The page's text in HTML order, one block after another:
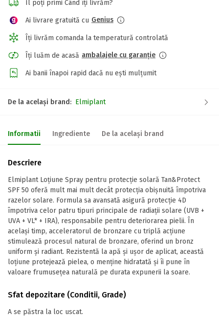
Îl poți primi Când îți livrăm?
Ai livrare gratuită cu Genius
Îți livrăm comanda la temperatură controlată
Îți luăm de acasă ambalajele cu garanție
Ai banii înapoi rapid dacă nu ești mulțumit
De la același brand: Elmiplant
Informatii Ingrediente De la același brand
Descriere
Elmiplant Loțiune Spray pentru protecție solară Tan&Protect
SPF 50 oferă mult mai mult decât protecția obișnuită împotriva
razelor solare. Formula sa avansată asigură protecție 4D
împotriva celor patru tipuri principale de radiații solare (UVB +
UVA + VL* + IRA), responsabile pentru deteriorarea pielii. În
același timp, acceleratorul de bronzare cu triplă acțiune
stimulează procesul natural de bronzare, oferind un bronz
uniform și radiant. Rezistentă la apă și ușor de aplicat, această
loțiune protejează pielea, o menține hidratată și îi pune în
valoare frumusețea naturală pe durata expunerii la soare.
Sfat depozitare (Conditii, Grade)
A se păstra la loc uscat.